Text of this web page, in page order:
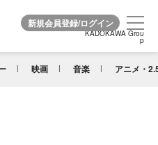
KADOKAWA Grou
p
映画 音楽 アニメ・
KADOKAWA Grou
p